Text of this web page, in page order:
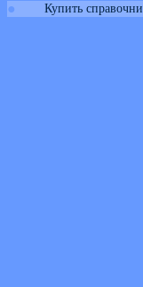
● Купить